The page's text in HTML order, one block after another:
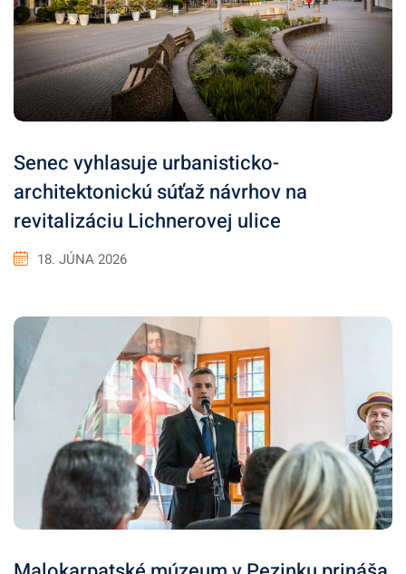
Senec vyhlasuje urbanisticko-
architektonickú súťaž návrhov na
revitalizáciu Lichnerovej ulice
18. JÚNA 2026